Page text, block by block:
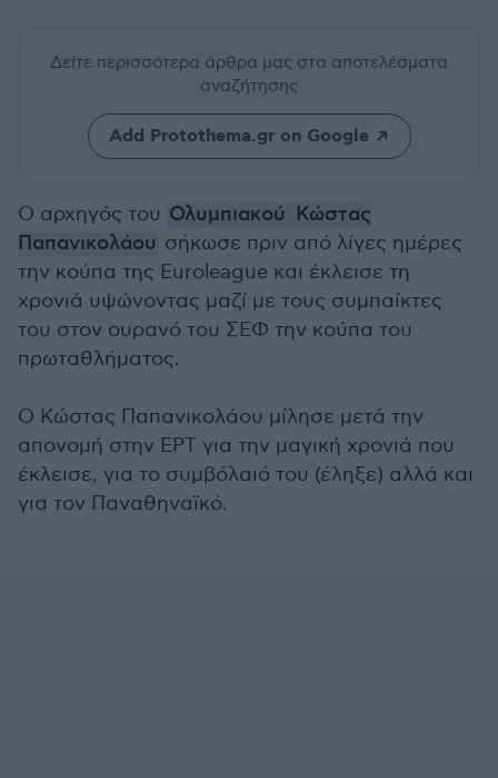
Δείτε περισσότερα άρθρα μας στα αποτελέσματα
αναζήτησης
Add Protothema.gr on Google
Ο αρχηγός του Ολυμπιακού Κώστας
Παπανικολάου σήκωσε πριν από λίγες ημέρες
την κούπα της Euroleague και έκλεισε τη
χρονιά υψώνοντας μαζί με τους συμπαίκτες
του στον ουρανό του ΣΕΦ την κούπα του
πρωταθλήματος.
Ο Κώστας Παπανικολάου μίλησε μετά την
απονομή στην ΕΡΤ για την μαγική χρονιά που
έκλεισε, για το συμβόλαιό του (έληξε) αλλά και
για τον Παναθηναϊκό.